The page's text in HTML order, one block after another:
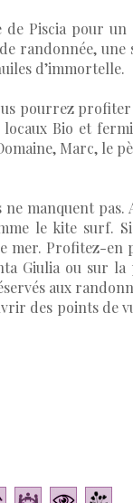
Piscia pour
randonnée, une
d’immortelle.
pourrez
Bio et
Marc, le
manquent
le kite surf.
mer. Profitez-en
Giulia ou sur
aux
des points de